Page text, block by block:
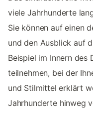
viele Jahrhunderte
Sie können auf einen
und den Ausblick auf
Beispiel im Innern des
teilnehmen, bei der
und Stilmittel erklärt
Jahrhunderte hinweg